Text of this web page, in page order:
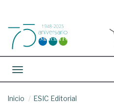
Toggle navigation
Inicio ESIC Editorial